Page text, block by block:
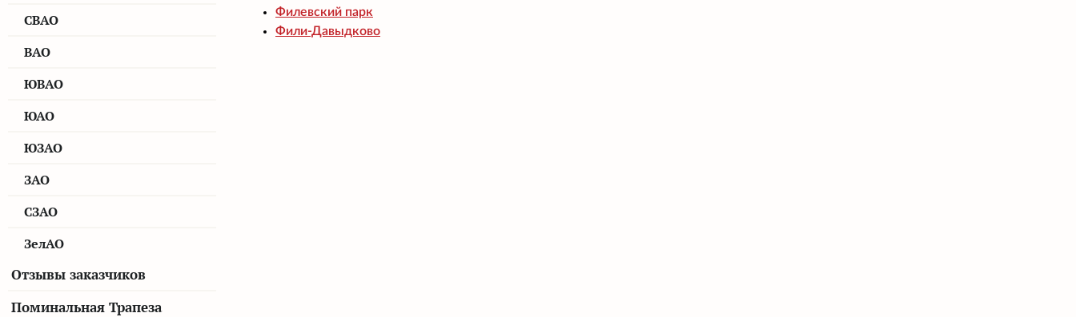
СВАО
ВАО
ЮВАО
ЮАО
ЮЗАО
ЗАО
СЗАО
ЗелАО
Отзывы заказчиков
Поминальная Трапеза
Филевский парк
Фили-Давыдково